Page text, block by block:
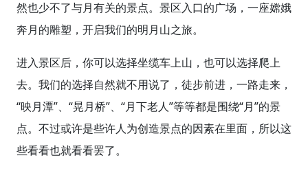
然也少不了与月有关的景点。景区入口的广场，一座嫦娥
奔月的雕塑，开启我们的明月山之旅。
进入景区后，你可以选择坐缆车上山，也可以选择爬上
去。我们的选择自然就不用说了，徒步前进，一路走来，
“映月潭”、“晃月桥”、“月下老人”等等都是围绕“月”的景
点。不过或许是些许人为创造景点的因素在里面，所以这
些看看也就看看罢了。